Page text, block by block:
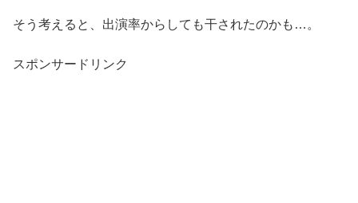
そう考えると、出演率からしても干されたのかも…。
スポンサードリンク